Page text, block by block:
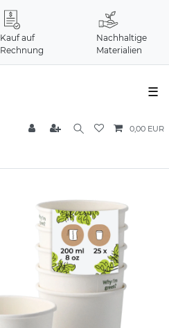
Kauf auf
Rechnung
Nachhaltige
Materialien
☰
0,00 EUR